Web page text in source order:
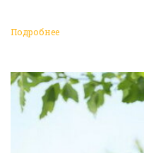
Подробнее